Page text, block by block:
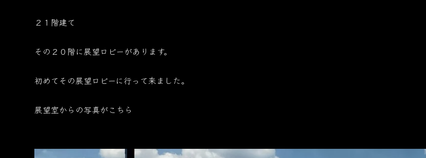
２１階建て
その２０階に展望ロビーがあります。
初めてその展望ロビーに行って来ました。
展望室からの写真がこちら